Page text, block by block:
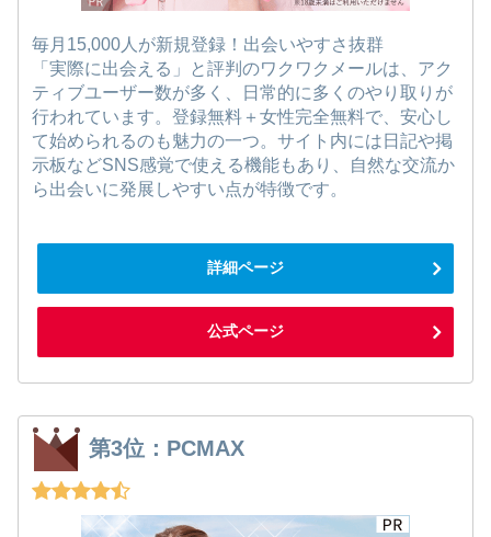
毎月15,000人が新規登録！出会いやすさ抜群
「実際に出会える」と評判のワクワクメールは、アク
ティブユーザー数が多く、日常的に多くのやり取りが
行われています。登録無料＋女性完全無料で、安心し
て始められるのも魅力の一つ。サイト内には日記や掲
示板などSNS感覚で使える機能もあり、自然な交流か
ら出会いに発展しやすい点が特徴です。
詳細ページ
公式ページ
第3位：PCMAX